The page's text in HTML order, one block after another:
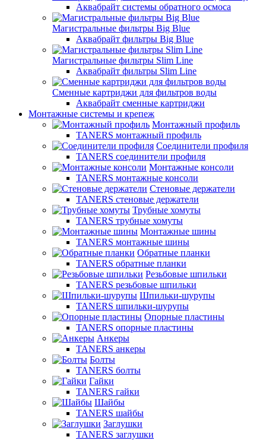
Аквабрайт системы обратного осмоса
Магистральные фильтры Big Blue
Аквабрайт фильтры Big Blue
Магистральные фильтры Slim Line
Аквабрайт фильтры Slim Line
Сменные картриджи для фильтров воды
Аквабрайт сменные картриджи
Монтажные системы и крепеж
Монтажный профиль
TANERS монтажный профиль
Соединители профиля
TANERS соединители профиля
Монтажные консоли
TANERS монтажные консоли
Стеновые держатели
TANERS стеновые держатели
Трубные хомуты
TANERS трубные хомуты
Монтажные шины
TANERS монтажные шины
Обратные планки
TANERS обратные планки
Резьбовые шпильки
TANERS резьбовые шпильки
Шпильки-шурупы
TANERS шпильки-шурупы
Опорные пластины
TANERS опорные пластины
Анкеры
TANERS анкеры
Болты
TANERS болты
Гайки
TANERS гайки
Шайбы
TANERS шайбы
Заглушки
TANERS заглушки